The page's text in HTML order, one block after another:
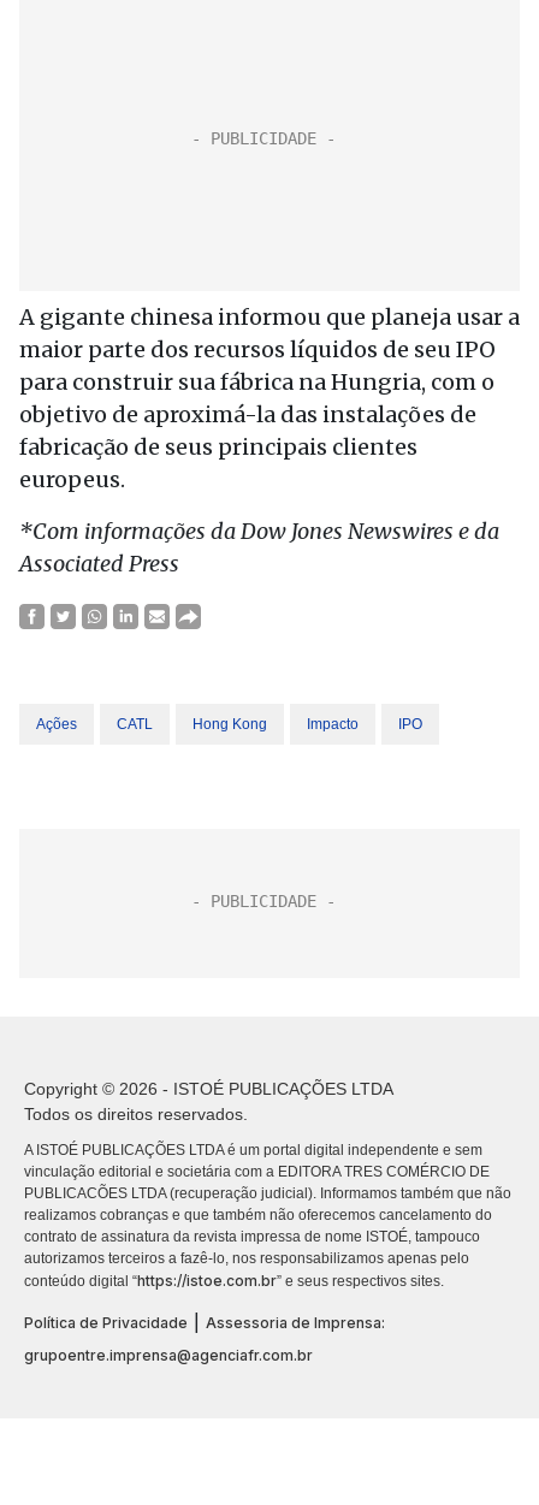
A gigante chinesa informou que planeja usar a
maior parte dos recursos líquidos de seu IPO
para construir sua fábrica na Hungria, com o
objetivo de aproximá-la das instalações de
fabricação de seus principais clientes
europeus.
*Com informações da Dow Jones Newswires e da
Associated Press
Ações CATL Hong Kong Impacto IPO
Copyright © 2026 - ISTOÉ PUBLICAÇÕES LTDA
Todos os direitos reservados.
A ISTOÉ PUBLICAÇÕES LTDA é um portal digital independente e sem
vinculação editorial e societária com a EDITORA TRES COMÉRCIO DE
PUBLICACÕES LTDA (recuperação judicial). Informamos também que não
realizamos cobranças e que também não oferecemos cancelamento do
contrato de assinatura da revista impressa de nome ISTOÉ, tampouco
autorizamos terceiros a fazê-lo, nos responsabilizamos apenas pelo
conteúdo digital “https://istoe.com.br” e seus respectivos sites.
Política de Privacidade
Assessoria de Imprensa:
grupoentre.imprensa@agenciafr.com.br